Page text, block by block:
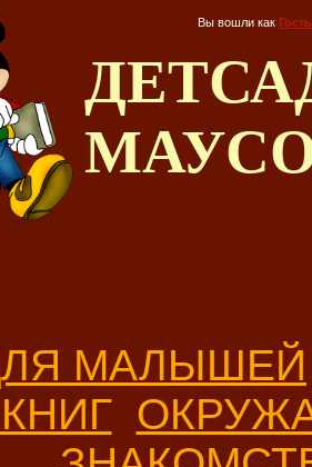
Вы вошли как Гость
МАЛЫШЕЙ